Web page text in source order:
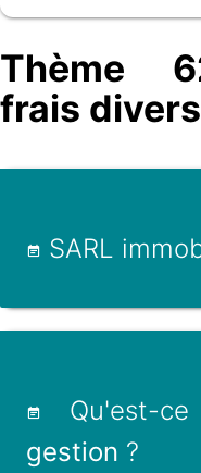
Thème
frais
SARL
Qu'est-
gestion ?